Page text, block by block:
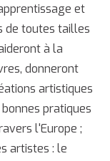
et
de toutes tailles
à la
donneront
artistiques
pratiques
l'Europe ;
artistes : le